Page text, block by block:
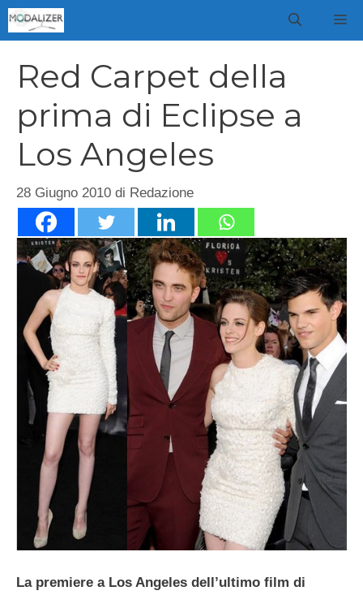
Vai
al
Red Carpet della
prima di Eclipse a
Los Angeles
28 Giugno 2010 di Redazione
La premiere a Los Angeles dell’ultimo film di